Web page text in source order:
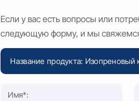
Если у вас есть вопросы или
следующую форму, и мы